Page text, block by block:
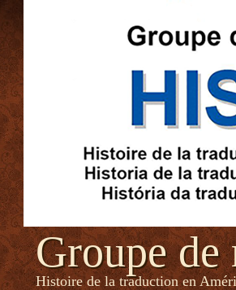
Groupe
Histoire de la traduction en